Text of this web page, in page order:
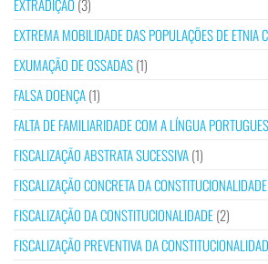
EXTRADIÇÃO (3)
EXTREMA MOBILIDADE DAS POPULAÇÕES DE ETNIA
EXUMAÇÃO DE OSSADAS(1)
FALSA DOENÇA(1)
FALTA DE FAMILIARIDADE COM A LÍNGUA
FISCALIZAÇÃO ABSTRATA SUCESSIVA(1)
FISCALIZAÇÃO CONCRETA DA CONSTITUCIONALIDADE
FISCALIZAÇÃO DA CONSTITUCIONALIDADE(2)
FISCALIZAÇÃO PREVENTIVA DA